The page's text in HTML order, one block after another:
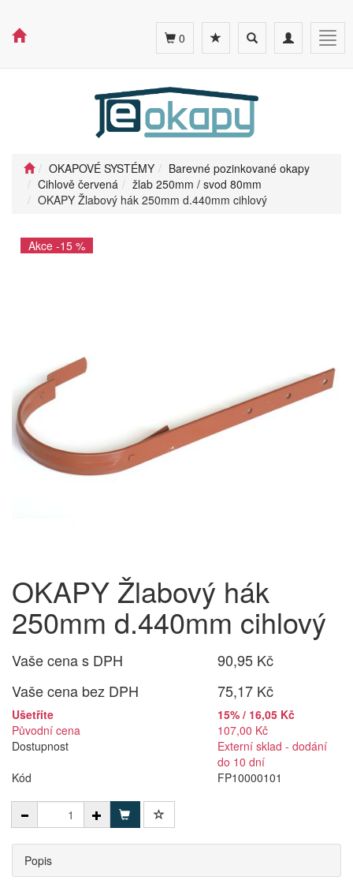
Toggle
navigation
Toggle
search
0
OKAPOVÉ SYSTÉMY
Barevné pozinkované okapy
Cihlově červená
žlab 250mm / svod 80mm
OKAPY Žlabový hák 250mm d.440mm cihlový
Akce -15 %
OKAPY Žlabový hák
250mm d.440mm cihlový
Vaše cena s DPH
90,95 Kč
Vaše cena bez DPH
75,17 Kč
Ušetříte
15% / 16,05 Kč
Původní cena
107,00 Kč
Dostupnost
Externí sklad - dodání
do 10 dní
Kód
FP10000101
Popis